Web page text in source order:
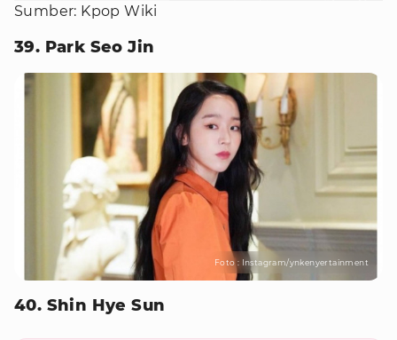
Sumber: Kpop Wiki
39. Park Seo Jin
Foto : Instagram/ynkenyertainment
40. Shin Hye Sun